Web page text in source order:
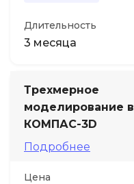
Длительность
3 месяца
Трехмерное
моделирование в
КОМПАС-3D
Подробнее
Цена